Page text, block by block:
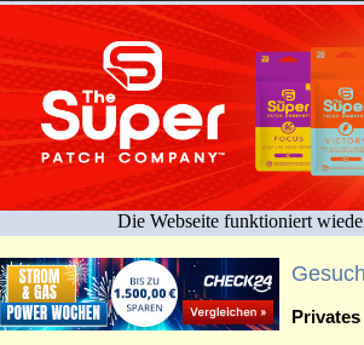
Die Webseite funktioniert